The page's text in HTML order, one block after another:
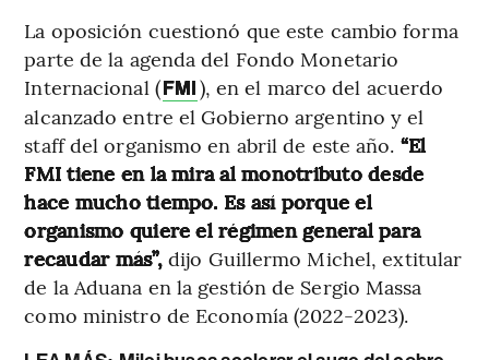
La oposición cuestionó que este cambio forma
parte de la agenda del Fondo Monetario
Internacional (FMI), en el marco del acuerdo
alcanzado entre el Gobierno argentino y el
staff del organismo en abril de este año. “El
FMI tiene en la mira al monotributo desde
hace mucho tiempo. Es así porque el
organismo quiere el régimen general para
recaudar más”, dijo Guillermo Michel, extitular
de la Aduana en la gestión de Sergio Massa
como ministro de Economía (2022-2023).